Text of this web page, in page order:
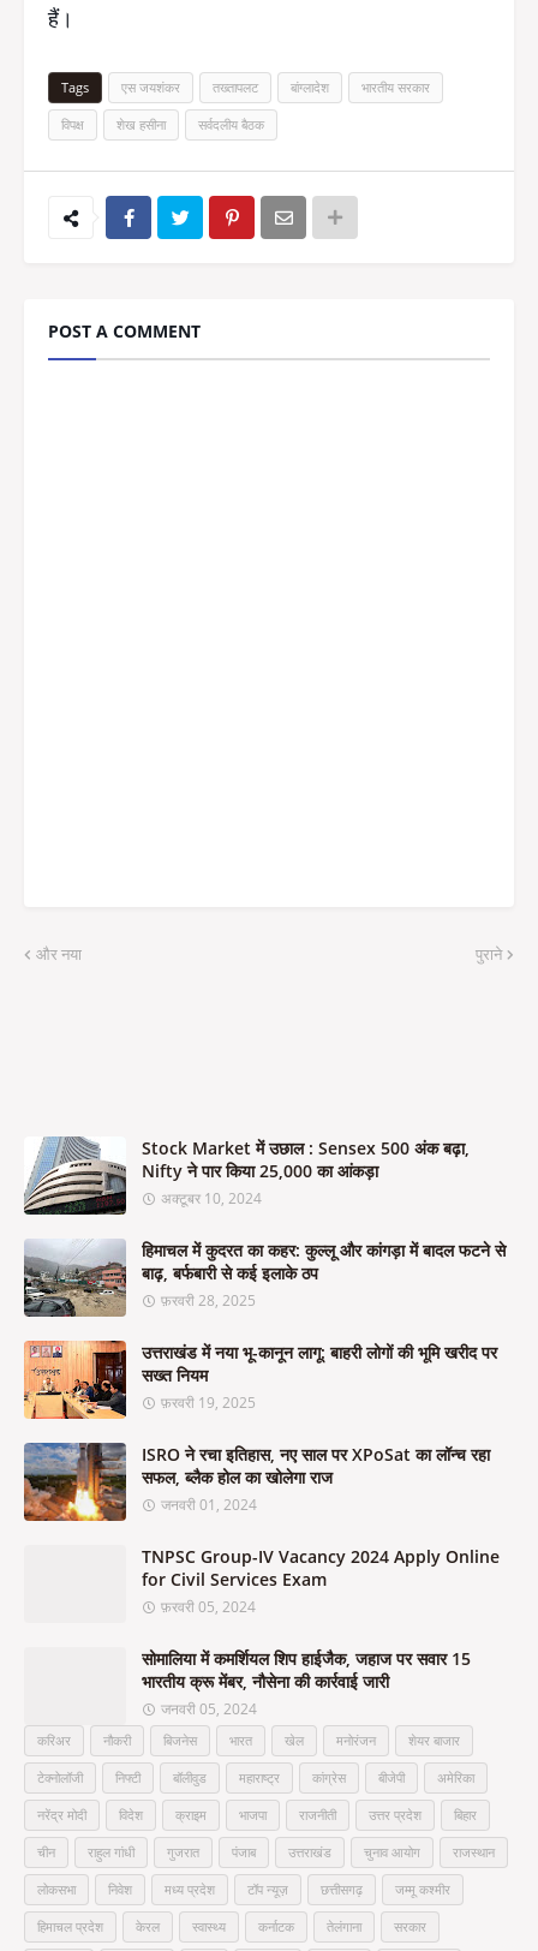
हैं।
Tags एस जयशंकर तख्तापलट बांग्लादेश भारतीय सरकार
विपक्ष शेख हसीना सर्वदलीय बैठक
POST A COMMENT
और नया पुराने
Stock Market में उछाल : Sensex 500 अंक बढ़ा,
Nifty ने पार किया 25,000 का आंकड़ा
अक्टूबर 10, 2024
हिमाचल में कुदरत का कहर: कुल्लू और कांगड़ा में बादल फटने से
बाढ़, बर्फबारी से कई इलाके ठप
फ़रवरी 28, 2025
उत्तराखंड में नया भू-कानून लागू: बाहरी लोगों की भूमि खरीद पर
सख्त नियम
फ़रवरी 19, 2025
ISRO ने रचा इतिहास, नए साल पर XPoSat का लॉन्च रहा
सफल, ब्लैक होल का खोलेगा राज
जनवरी 01, 2024
TNPSC Group-IV Vacancy 2024 Apply Online
for Civil Services Exam
फ़रवरी 05, 2024
सोमालिया में कमर्शियल शिप हाईजैक, जहाज पर सवार 15
भारतीय क्रू मेंबर, नौसेना की कार्रवाई जारी
जनवरी 05, 2024
करिअर नौकरी बिजनेस भारत खेल मनोरंजन शेयर बाजार
टेक्नोलॉजी निफ्टी बॉलीवुड महाराष्ट्र कांग्रेस बीजेपी अमेरिका
नरेंद्र मोदी विदेश क्राइम भाजपा राजनीती उत्तर प्रदेश बिहार
चीन राहुल गांधी गुजरात पंजाब उत्तराखंड चुनाव आयोग राजस्थान
लोकसभा निवेश मध्य प्रदेश टॉप न्यूज़ छत्तीसगढ़ जम्मू कश्मीर
हिमाचल प्रदेश केरल स्वास्थ्य कर्नाटक तेलंगाना सरकार